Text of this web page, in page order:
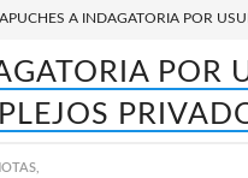
A INDAGATORIA POR
POR